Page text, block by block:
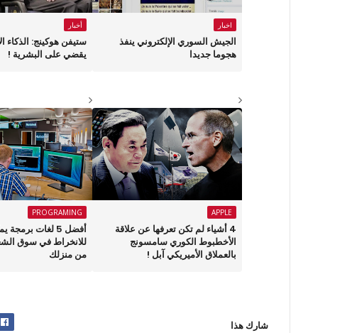
اخبار
الجيش السوري الإلكتروني ينفذ
هجوما جديدا
أخبار
ستيفن هوكينج: الذكاء
يقضي على البشرية !
APPLE
4 أشياء لم تكن تعرفها عن علاقة
الأخطبوط الكوري سامسونج
بالعملاق الأميريكي آبل !
PROGRAMING
أفضل 5 لغات
للانخراط في سوق
من منزلك
شارك هذا